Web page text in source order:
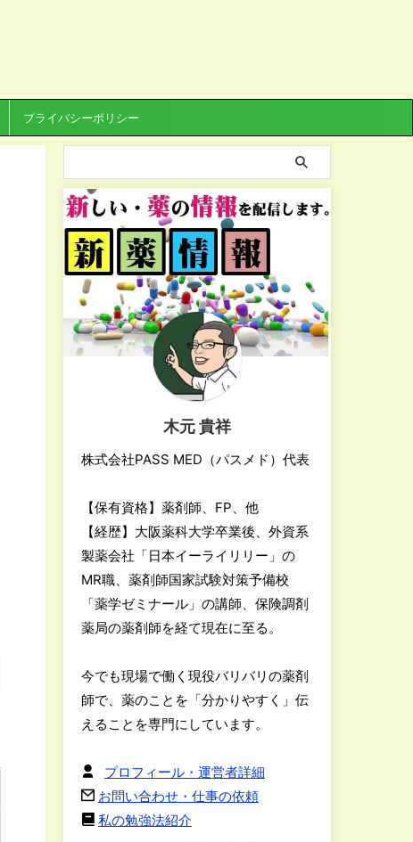
プライバシーポリシー
木元 貴祥
株式会社PASS MED（パスメド）代表
【保有資格】薬剤師、FP、他
【経歴】大阪薬科大学卒業後、外資系
製薬会社「日本イーライリリー」の
MR職、薬剤師国家試験対策予備校
「薬学ゼミナール」の講師、保険調剤
薬局の薬剤師を経て現在に至る。
今でも現場で働く現役バリバリの薬剤
師で、薬のことを「分かりやすく」伝
えることを専門にしています。
プロフィール・運営者詳細
お問い合わせ・仕事の依頼
私の勉強法紹介